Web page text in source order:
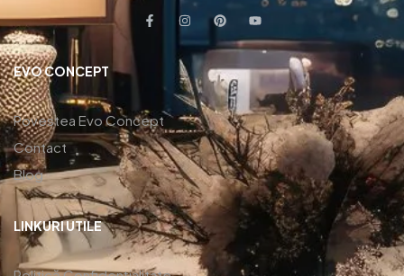
EVO CONCEPT
Povestea Evo Concept
Contact
Blog
LINKURI UTILE